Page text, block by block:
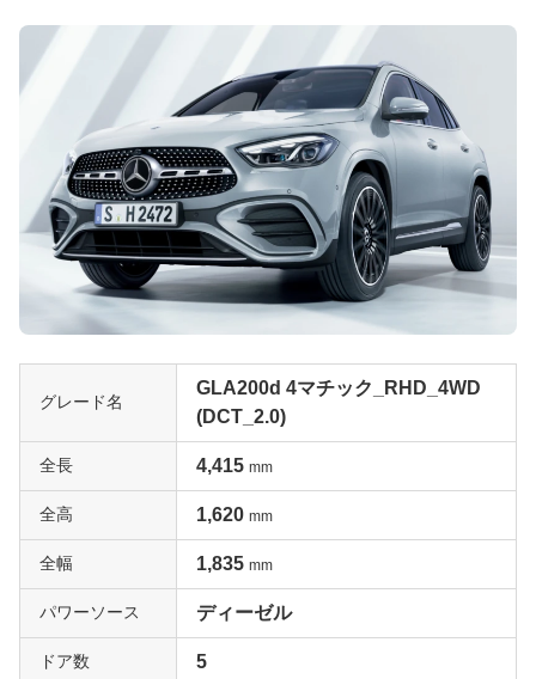
グレード名
GLA200d 4マチック_RHD_4WD
(DCT_2.0)
全長 4,415 mm
全高 1,620 mm
全幅 1,835 mm
パワーソース ディーゼル
ドア数 5